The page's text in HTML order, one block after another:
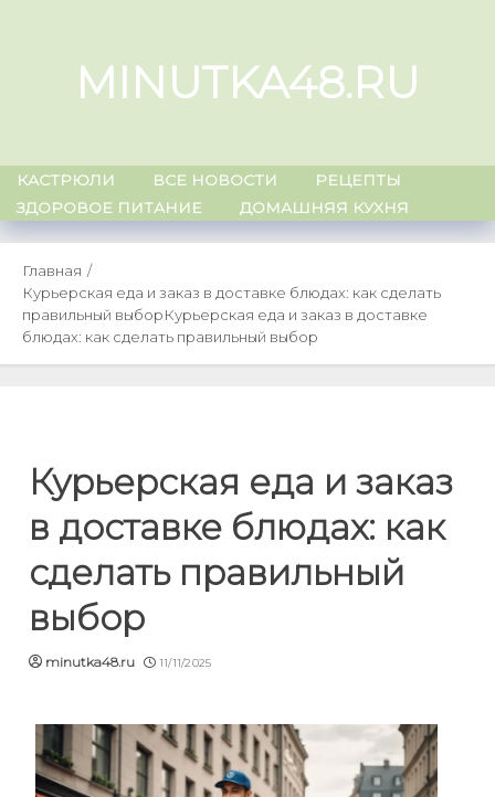
MINUTKA48.RU
КАСТРЮЛИ ВСЕ НОВОСТИ
РЕЦЕПТЫ
ЗДОРОВОЕ ПИТАНИЕ
ДОМАШНЯЯ КУХНЯ
Главная
Курьерская еда и заказ в доставке блюдах: как сделать
правильный выборКурьерская еда и заказ в доставке
блюдах: как сделать правильный выбор
Курьерская еда и заказ
в доставке блюдах: как
сделать правильный
выбор
minutka48.ru 11/11/2025